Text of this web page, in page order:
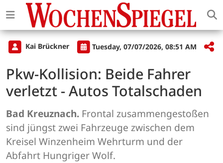
Kai Brückner Tuesday, 07/07/2026, 08:51 AM
Pkw-Kollision: Beide Fahrer
verletzt - Autos Totalschaden
Bad Kreuznach. Frontal zusammengestoßen
sind jüngst zwei Fahrzeuge zwischen dem
Kreisel Winzenheim Wehrturm und der
Abfahrt Hungriger Wolf.